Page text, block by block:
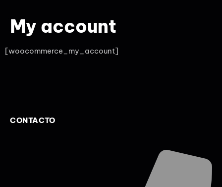
My account
[woocommerce_my_account]
CONTACTO